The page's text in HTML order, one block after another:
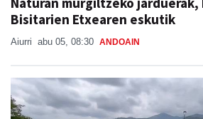
Bisitarien Etxearen eskutik
Aiurri abu 05, 08:30 ANDOAIN